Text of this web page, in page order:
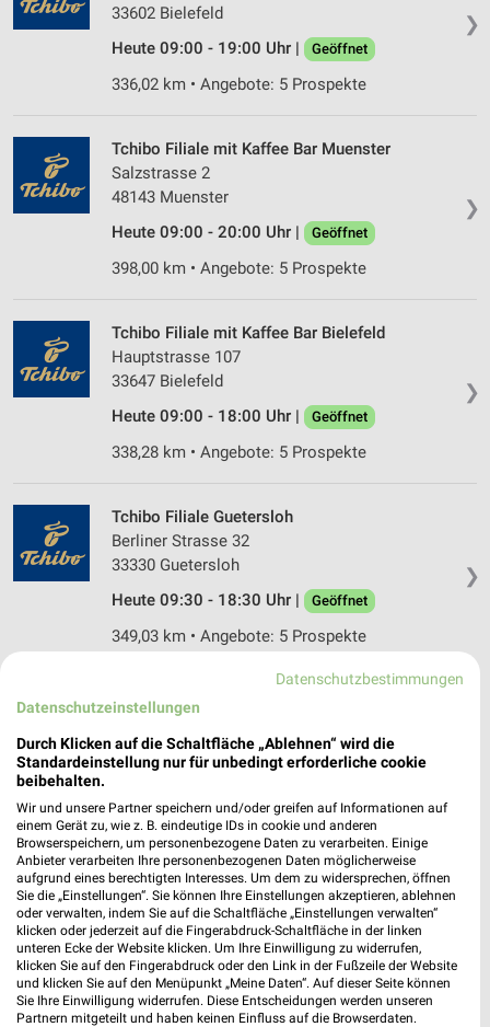
❯
33602 Bielefeld
Heute 09:00 - 19:00 Uhr |
Geöffnet
336,02 km • Angebote: 5 Prospekte
❯
Tchibo Filiale mit Kaffee Bar Muenster
Salzstrasse 2
48143 Muenster
Heute 09:00 - 20:00 Uhr |
Geöffnet
398,00 km • Angebote: 5 Prospekte
❯
Tchibo Filiale mit Kaffee Bar Bielefeld
Hauptstrasse 107
33647 Bielefeld
Heute 09:00 - 18:00 Uhr |
Geöffnet
338,28 km • Angebote: 5 Prospekte
❯
Tchibo Filiale Guetersloh
Berliner Strasse 32
33330 Guetersloh
Heute 09:30 - 18:30 Uhr |
Geöffnet
349,03 km • Angebote: 5 Prospekte
Tchibo Filiale mit Kaffee Bar Muenster
48165 Muenster
398,32 km • Angebote: 5 Prospekte
Tchibo Filiale mit Kaffee Bar Bad Salzuflen
Lange Strasse 51
32105 Bad Salzuflen
Heute 09:00 - 18:30 Uhr | Geöffnet
320,43 km • Angebote: 5 Prospekte
Datenschutzbestimmungen
Datenschutzeinstellungen
Durch Klicken auf die Schaltfläche „Ablehnen“ wird die
Standardeinstellung nur für unbedingt erforderliche cookie
beibehalten.
Wir und unsere Partner speichern und/oder greifen auf Informationen auf
einem Gerät zu, wie z. B. eindeutige IDs in cookie und anderen
Browserspeichern, um personenbezogene Daten zu verarbeiten. Einige
Anbieter verarbeiten Ihre personenbezogenen Daten möglicherweise
aufgrund eines berechtigten Interesses. Um dem zu widersprechen, öffnen
Sie die „Einstellungen“. Sie können Ihre Einstellungen akzeptieren, ablehnen
oder verwalten, indem Sie auf die Schaltfläche „Einstellungen verwalten“
klicken oder jederzeit auf die Fingerabdruck-Schaltfläche in der linken
unteren Ecke der Website klicken. Um Ihre Einwilligung zu widerrufen,
klicken Sie auf den Fingerabdruck oder den Link in der Fußzeile der Website
und klicken Sie auf den Menüpunkt „Meine Daten“. Auf dieser Seite können
Sie Ihre Einwilligung widerrufen. Diese Entscheidungen werden unseren
Partnern mitgeteilt und haben keinen Einfluss auf die Browserdaten.